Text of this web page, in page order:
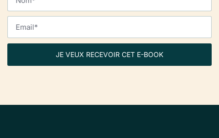
JE VEUX RECEVOIR CET E-BOOK